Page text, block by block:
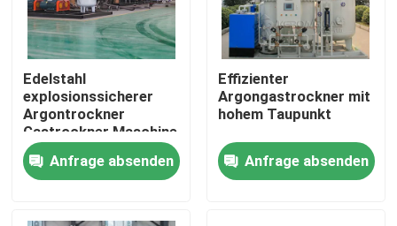
Zu Hause
Produkte
Edelstahl
explosionssicherer
Argontrockner
Gastrockner Maschine
automatisch
Anfrage absenden
Effizienter
Argongastrockner mit
hohem Taupunkt
Anfrage absenden